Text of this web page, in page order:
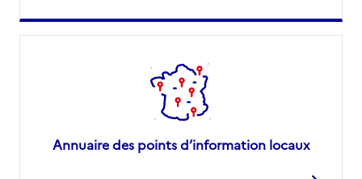
Annuaire des points d’information locaux